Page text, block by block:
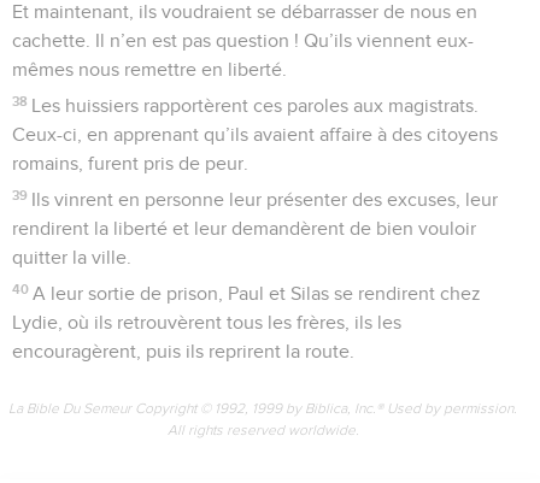
Et maintenant, ils voudraient se débarrasser de nous en
cachette. Il n’en est pas question ! Qu’ils viennent eux-
mêmes nous remettre en liberté.
38 Les huissiers rapportèrent ces paroles aux magistrats.
Ceux-ci, en apprenant qu’ils avaient affaire à des citoyens
romains, furent pris de peur.
39 Ils vinrent en personne leur présenter des excuses, leur
rendirent la liberté et leur demandèrent de bien vouloir
quitter la ville.
40 A leur sortie de prison, Paul et Silas se rendirent chez
Lydie, où ils retrouvèrent tous les frères, ils les
encouragèrent, puis ils reprirent la route.
La Bible Du Semeur Copyright © 1992, 1999 by Biblica, Inc.® Used by permission.
All rights reserved worldwide.